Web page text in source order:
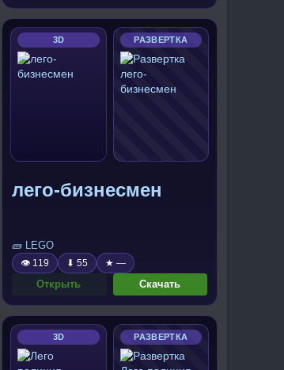
3D РАЗВЕРТКА
лего-бизнесмен
🧱 LEGO
👁 119 ⬇ 55 ★ —
Открыть Скачать
3D РАЗВЕРТКА